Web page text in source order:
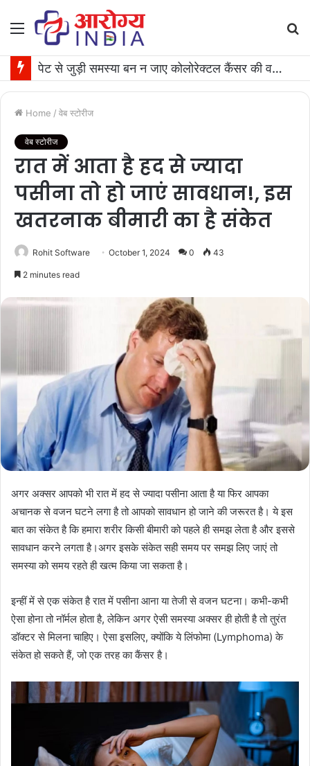
Menu
पेट से जुड़ी समस्या बन न जाए कोलोरेक्टल कैंसर की वजह, जान लीजिए टेस्ट कराने का समय
Home / वेब स्टोरीज
वेब स्टोरीज
रात में आता है हद से ज्‍यादा
पसीना तो हो जाएं सावधान!, इस
खतरनाक बीमारी का है संकेत
Rohit Software October 1, 2024 0 43
2 minutes read
अगर अक्‍सर आपको भी रात में हद से ज्यादा पसीना आता है या फिर आपका
अचानक से वजन घटने लगा है तो आपको सावधान हो जाने की जरूरत है। ये इस
बात का संकेत है कि हमारा शरीर किसी बीमारी को पहले ही समझ लेता है और इससे
सावधान करने लगता है।अगर इसके संकेत सही समय पर समझ लिए जाएं तो
समस्या को समय रहते ही खत्म किया जा सकता है।
इन्‍हीं में से एक संकेत है रात में पसीना आना या तेजी से वजन घटना। कभी-कभी
ऐसा होना तो नॉर्मल होता है, लेकिन अगर ऐसी समस्‍या अक्सर ही होती है तो तुरंत
डॉक्टर से मिलना चाहिए। ऐसा इसलिए, क्योंकि ये लिंफोमा (Lymphoma) के
संकेत हो सकते हैं, जो एक तरह का कैंसर है।